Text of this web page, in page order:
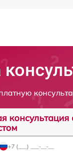
консультация